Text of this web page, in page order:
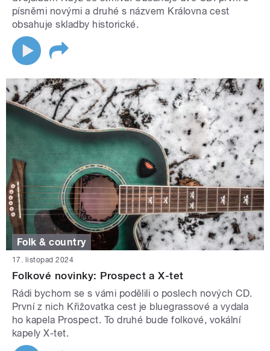
písněmi novými a druhé s názvem Královna cest
obsahuje skladby historické.
Folk & country
17. listopad 2024
Folkové novinky: Prospect a X-tet
Rádi bychom se s vámi podělili o poslech nových CD.
První z nich Křižovatka cest je bluegrassové a vydala
ho kapela Prospect. To druhé bude folkové, vokální
kapely X-tet.